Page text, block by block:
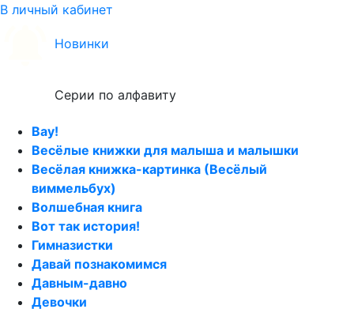
В личный кабинет
Новинки
Серии по алфавиту
Вау!
Весёлые книжки для малыша и малышки
Весёлая книжка-картинка (Весёлый
виммельбух)
Волшебная книга
Вот так история!
Гимназистки
Давай познакомимся
Давным-давно
Девочки